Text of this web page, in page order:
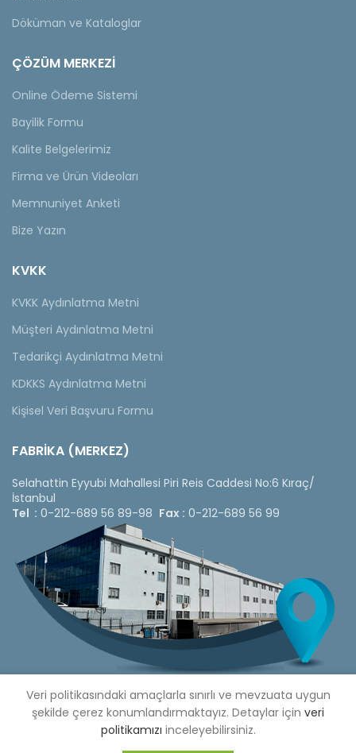
Döküman ve Kataloglar
ÇÖZÜM MERKEZİ
Online Ödeme Sistemi
Bayilik Formu
Kalite Belgelerimiz
Firma ve Ürün Videoları
Memnuniyet Anketi
Bize Yazın
KVKK
KVKK Aydınlatma Metni
Müşteri Aydınlatma Metni
Tedarikçi Aydınlatma Metni
KDKKS Aydınlatma Metni
Kişisel Veri Başvuru Formu
FABRİKA (MERKEZ)
Selahattin Eyyubi Mahallesi Piri Reis Caddesi No:6 Kıraç/
İstanbul
Tel : 0-212-689 56 89-98 Fax : 0-212-689 56 99
Copyright © 2020 Çetinkaya Pano |Çetinkaya Pano Fiyat
Listesi
Veri politikasındaki amaçlarla sınırlı ve mevzuata uygun
şekilde çerez konumlandırmaktayız. Detaylar için veri
politikamızı inceleyebilirsiniz.